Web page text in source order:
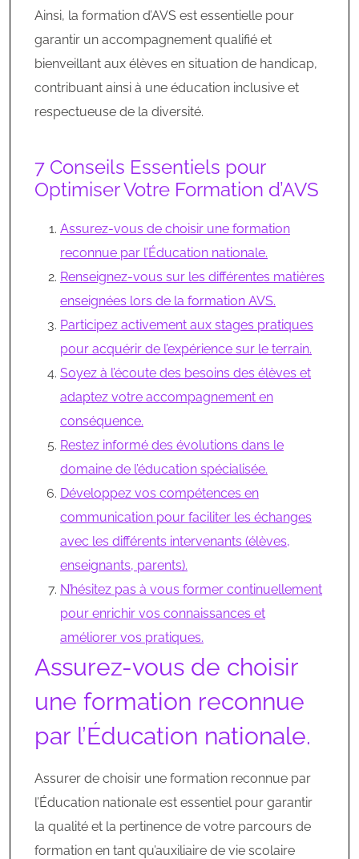
Ainsi, la formation d’AVS est essentielle pour
garantir un accompagnement qualifié et
bienveillant aux élèves en situation de handicap,
contribuant ainsi à une éducation inclusive et
respectueuse de la diversité.
7 Conseils Essentiels pour
Optimiser Votre Formation d’AVS
Assurez-vous de choisir une formation
reconnue par l’Éducation nationale.
Renseignez-vous sur les différentes matières
enseignées lors de la formation AVS.
Participez activement aux stages pratiques
pour acquérir de l’expérience sur le terrain.
Soyez à l’écoute des besoins des élèves et
adaptez votre accompagnement en
conséquence.
Restez informé des évolutions dans le
domaine de l’éducation spécialisée.
Développez vos compétences en
communication pour faciliter les échanges
avec les différents intervenants (élèves,
enseignants, parents).
N’hésitez pas à vous former continuellement
pour enrichir vos connaissances et
améliorer vos pratiques.
Assurez-vous de choisir
une formation reconnue
par l’Éducation nationale.
Assurer de choisir une formation reconnue par
l’Éducation nationale est essentiel pour garantir
la qualité et la pertinence de votre parcours de
formation en tant qu’auxiliaire de vie scolaire